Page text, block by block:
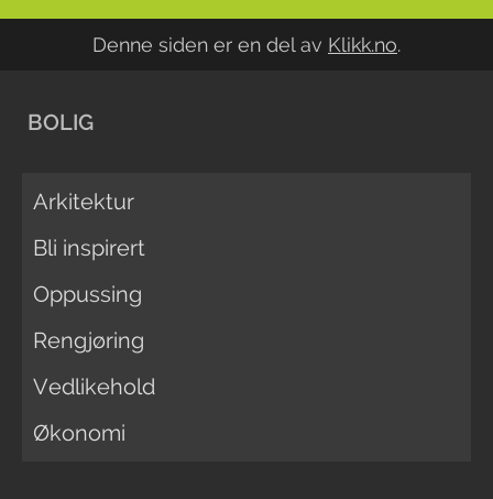
Denne siden er en del av Klikk.no.
BOLIG
Arkitektur
Bli inspirert
Oppussing
Rengjøring
Vedlikehold
Økonomi